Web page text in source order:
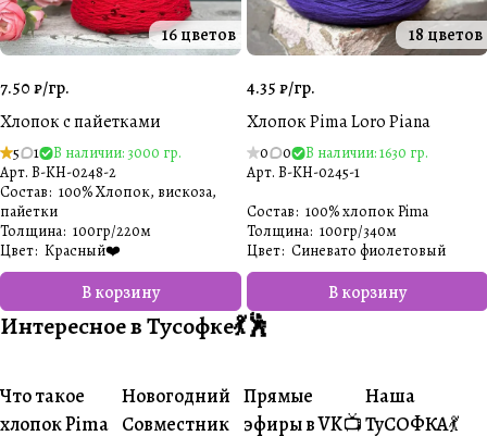
16 цветов
7.50 ₽/гр.
Хлопок с пайетками
5 1
В наличии: 3000 гр.
Арт. B-KH-0248-2
В корзину
Состав: 100% Хлопок, вискоза,
пайетки
Толщина: 100гр/220м
Цвет: Красный❤️
18 цветов
4.35 ₽/гр.
Хлопок Pima Loro Piana
0 0
В наличии: 1630 гр.
Арт. B-KH-0245-1
В корзину
Состав: 100% хлопок Pima
Толщина: 100гр/340м
Цвет: Синевато фиолетовый
Интересное в Тусофке💃🕺
#О пряже
Что такое
хлопок Pima
#Совместники
Новогодний
Совместник
#Житуха
Прямые
эфиры в VK📺
Наша
ТуСОФКА💃